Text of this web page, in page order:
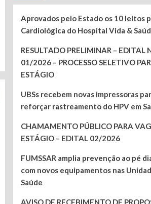
Aprovados pelo Estado os 10 leitos
Cardiológica do Hospital Vida &
RESULTADO PRELIMINAR – EDITAL
01/2026 – PROCESSO SELETIVO
ESTÁGIO
UBSs recebem novas impressoras
reforçar rastreamento do HPV em
CHAMAMENTO PÚBLICO PARA
ESTÁGIO – EDITAL 02/2026
FUMSSAR amplia prevenção ao pé
com novos equipamentos nas
Saúde
AVISO DE RECEBIMENTO DE